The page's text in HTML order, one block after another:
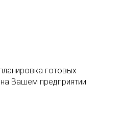
готовых
Вашем предприятии